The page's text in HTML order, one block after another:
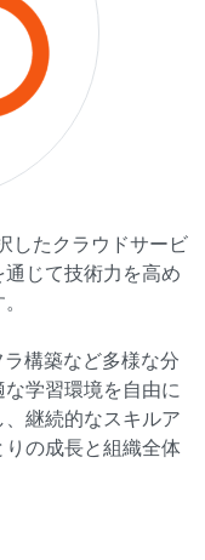
したクラウドサービ
じて技術力を高め
構築など多様な分
学習環境を自由に
継続的なスキルア
の成長と組織全体